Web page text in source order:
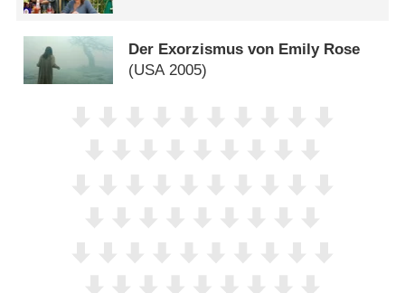
Der Exorzismus von Emily Rose
(USA2005)